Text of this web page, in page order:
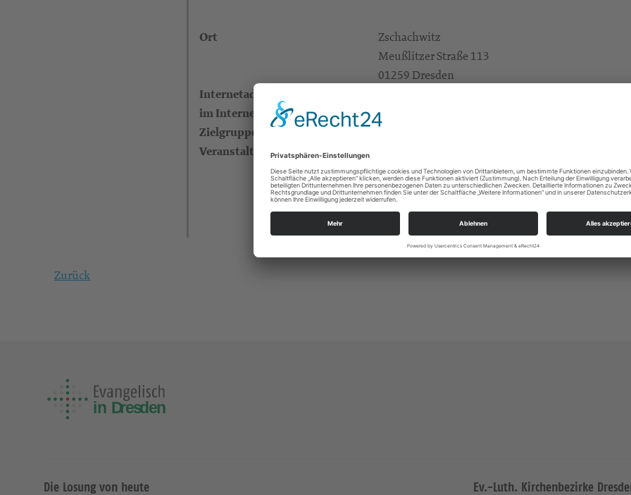
Ort
Zschachwitz
Meußlitzer Straße 113
01259 Dresden
Internetadresse (eigene Infos
im Internet)
https://landing.churchdesk.com/de/e/
Zielgruppe Alle Zielgruppen
Veranstalter
Altleuben 13
01257 Dresden
kg.dresden-ost@evlks.de
https://www.kirche-dresden-ost.de/
Zurück
Die Losung von heute Ev.-Luth. Kirchenbezirke